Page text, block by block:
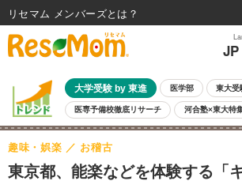
JP
大学受験 by 東進 医学部 東大受
医専予備校徹底リサーチ 河合塾×東大特
親子で考える大学選び 高校受験 中学受験 小
共通テスト 夏休み
8月開催イベント・WS 全国公立高校 過去問 人気
東京都、能楽などを体験する「
趣味・娯楽 お稽古
リセマム メンバーズ